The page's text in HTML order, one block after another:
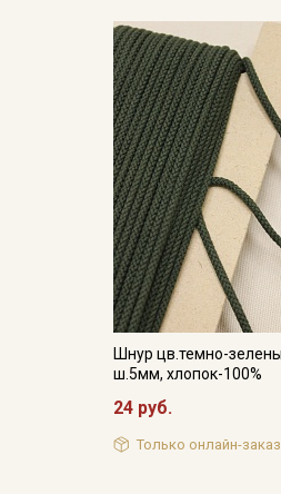
Шнур цв.темно-
ш.5мм, хлопок-100%
24 руб.
Только онлайн-заказ